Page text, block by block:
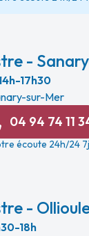
-
17h30
sur-Mer
04 94 74 11
écoute 24h/24
-
18h